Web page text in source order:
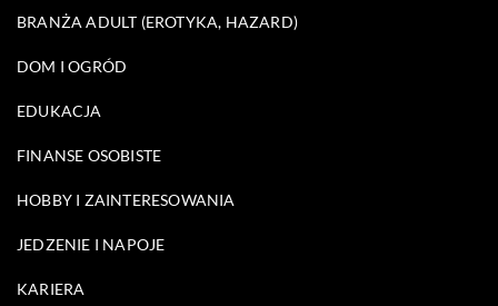
BRANŻA ADULT (EROTYKA, HAZARD)
DOM I OGRÓD
EDUKACJA
FINANSE OSOBISTE
HOBBY I ZAINTERESOWANIA
JEDZENIE I NAPOJE
KARIERA